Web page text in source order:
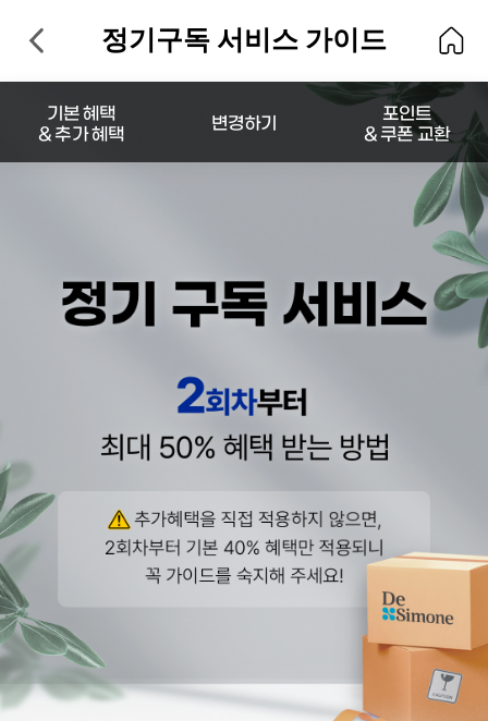
정기구독 서비스 가이드
기본 혜택
& 추가 혜택
변경하기
포인트
& 쿠폰 교환